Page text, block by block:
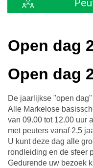
Open dag
Open dag
De jaarlijkse "open
Alle Markelose
van 09.00 tot 12.00 uur
met peuters vanaf 2,5
U kunt deze dag alle
rondleiding en de sfeer
Gedurende uw bezoek